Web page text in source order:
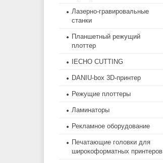
Лазерно-гравировальные
станки
Планшетный режущий
плоттер
IECHO CUTTING
DANIU-box 3D-принтер
Режущие плоттеры
Ламинаторы
Рекламное оборудование
Печатающие головки для
широкоформатных принтеров